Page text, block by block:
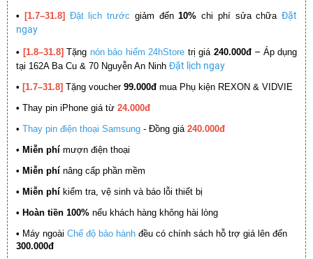
• [1.7–31.8] Đặt lịch trước giảm đến10% chi phí sửa chữa Đặt
ngay
• [1.8–31.8] Tặng nón bảo hiểm 24hStore trị giá 240.000đ – Áp dụng
tại 162A Ba Cu & 70 Nguyễn An Ninh Đặt lịch ngay
• [1.7–31.8] Tặng voucher 99.000đ mua Phụ kiện REXON & VIDVIE
• Thay pin iPhone giá từ 24.000đ
• Thay pin điện thoại Samsung - Đồng giá 240.000đ
• Miễn phí mượn điện thoại
• Miễn phí nâng cấp phần mềm
• Miễn phí kiểm tra, vệ sinh và báo lỗi thiết bị
• Hoàn tiền 100% nếu khách hàng không hài lòng
• Máy ngoài Chế độ bảo hành đều có chính sách hỗ trợ giá lên đến
300.000đ